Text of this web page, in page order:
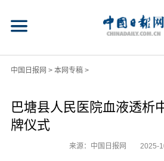
中国日报网 > 本网专稿>
巴塘县人民医院血液透析
牌仪式
来源：中国日报网 2025-